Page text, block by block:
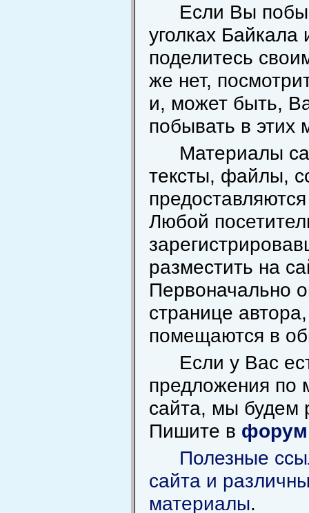
Если Вы
уголках
поделитесь
же нет,
и, может быть,
побывать в этих
Материалы
тексты, файлы,
Любой
разместить на
Первоначально
странице
помещаются в
Если у Вас
предложения по
сайта, мы будем
Пишите в форум
Полезные
сайта и
материалы.